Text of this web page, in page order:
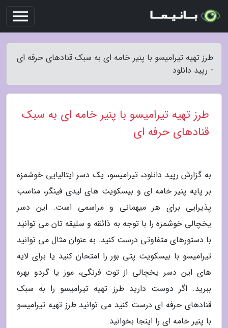
طرز تهیه تیرامیسو با پنیر خامه ای به سبک قنادهای حرفه ای
- رپید دانلود
طرز تهیه تیرامیسو با پنیر خامه ای به سبک
قنادهای حرفه ای
به گزارش رپید دانلود، تیرامیسو، یک دسر ایتالیایی خوشمزه
بر پایه پنیر خامه ای و بیسکویت های لیدی فینگر، مناسب
پذیرایی برای هر میهمانی و مراسمی است. این دسر
یخچالی خوشمزه را با توجه به ذائقه و سلیقه تان می توانید
با دستورهای متفاوتی درست کنید. به عنوان مثال می توانید
تیرامیسو با بیسکویت پتی بور را امتحان کنید یا برای لایه
های این دسر یخچالی از توت فرنگی، موز یا گردو بهره
ببرید. اگر دوست دارید طرز تهیه تیرامیسو را به سبک
قنادهای حرفه ای درست کنید می توانید طرز تهیه تیرامیسو
با پنیر خامه ای را اینجا بخوانید.